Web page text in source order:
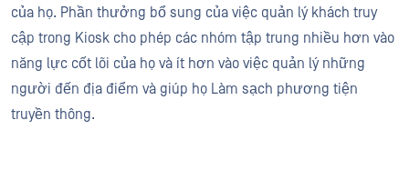
của họ. Phần thưởng bổ sung của việc quản lý khách truy
cập trong Kiosk cho phép các nhóm tập trung nhiều hơn vào
năng lực cốt lõi của họ và ít hơn vào việc quản lý những
người đến địa điểm và giúp họ Làm sạch phương tiện
truyền thông.